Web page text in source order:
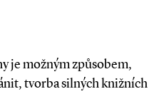
je možným způsobem,
tvorba silných knižních